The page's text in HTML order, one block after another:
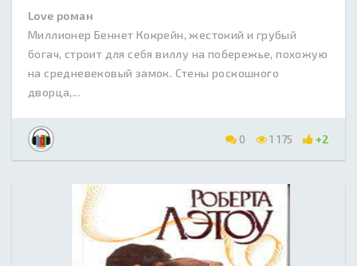
Love роман
Миллионер Беннет Кокрейн, жестокий и грубый
богач, строит для себя виллу на побережье, похожую
на средневековый замок. Стены роскошного
дворца,...
0 1 175 +2